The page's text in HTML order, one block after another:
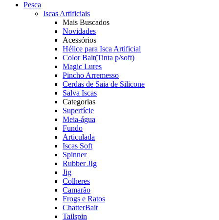
Pesca
Iscas Artificiais
Mais Buscados
Novidades
Acessórios
Hélice para Isca Artificial
Color Bait(Tinta p/soft)
Magic Lures
Pincho Arremesso
Cerdas de Saia de Silicone
Salva Iscas
Categorias
Superfície
Meia-água
Fundo
Articulada
Iscas Soft
Spinner
Rubber JIg
Jig
Colheres
Camarão
Frogs e Ratos
ChatterBait
Tailspin